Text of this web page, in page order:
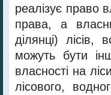
реалізує право
права, а
ділянці) лісів,
можуть бути
власності на
лісового,